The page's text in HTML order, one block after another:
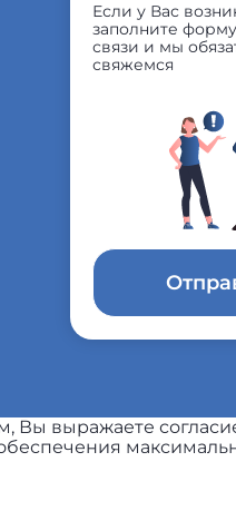
Если у Вас
заполните
связи и мы
свяжемся
Вы выражаете